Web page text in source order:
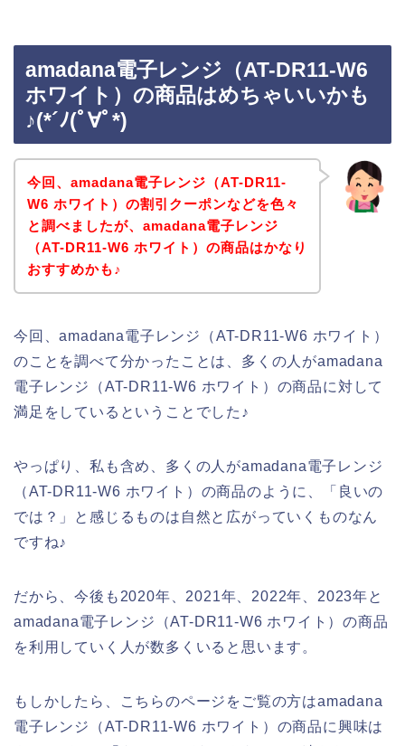
amadana電子レンジ（AT-DR11-W6
ホワイト）の商品はめちゃいいかも
♪(*´ﾉ(ﾟ∀ﾟ*)
今回、amadana電子レンジ（AT-DR11-
W6 ホワイト）の割引クーポンなどを色々
と調べましたが、amadana電子レンジ
（AT-DR11-W6 ホワイト）の商品はかなり
おすすめかも♪
今回、amadana電子レンジ（AT-DR11-W6 ホワイト）
のことを調べて分かったことは、多くの人がamadana
電子レンジ（AT-DR11-W6 ホワイト）の商品に対して
満足をしているということでした♪
やっぱり、私も含め、多くの人がamadana電子レンジ
（AT-DR11-W6 ホワイト）の商品のように、「良いの
では？」と感じるものは自然と広がっていくものなん
ですね♪
だから、今後も2020年、2021年、2022年、2023年と
amadana電子レンジ（AT-DR11-W6 ホワイト）の商品
を利用していく人が数多くいると思います。
もしかしたら、こちらのページをご覧の方はamadana
電子レンジ（AT-DR11-W6 ホワイト）の商品に興味は